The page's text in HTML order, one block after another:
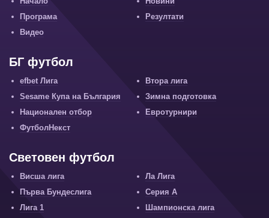
Програма
Резултати
Видео
БГ футбол
efbet Лига
Втора лига
Sesame Купа на България
Зимна подготовка
Национален отбор
Евротурнири
ФутболНекст
Световен футбол
Висша лига
Ла Лига
Първа Бундеслига
Серия А
Лига 1
Шампионска лига